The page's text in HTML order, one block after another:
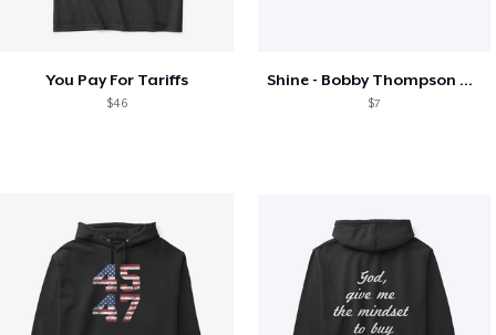
You Pay For Tariffs
$46
Shine - Bobby Thompson Band Merch
$7